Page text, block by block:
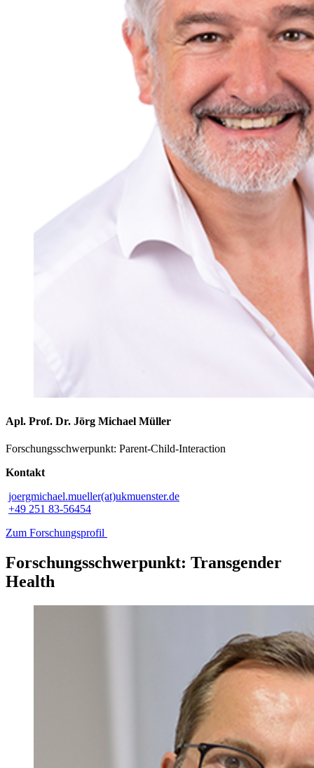
Apl. Prof. Dr. Jörg Michael Müller
Forschungsschwerpunkt: Parent-Child-Interaction
Kontakt
joergmichael.mueller(at)ukmuenster.de
+49 251 83-56454
Zum Forschungsprofil
Forschungsschwerpunkt: Transgender
Health